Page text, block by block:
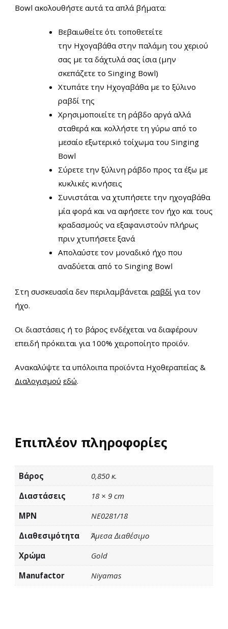
Bowl ακολουθήστε αυτά τα απλά βήματα:
Βεβαιωθείτε ότι τοποθετείτε
την Ηχογαβάθα στην παλάμη του χεριού
σας με τα δάχτυλά σας ίσια (μην
σκεπάζετε το Singing Bowl)
Χτυπάτε την Ηχογαβάθα με το ξύλινο
ραβδί της
Χρησιμοποιείτε τη ράβδο αργά αλλά
σταθερά και κολλήστε τη γύρω από το
μεσαίο εξωτερικό τοίχωμα τουSinging
Bowl
Σύρετε την ξύλινη ράβδο προς τα έξω με
κυκλικές κινήσεις
Συνιστάται να χτυπήσετε την ηχογαβάθα
μία φορά και να αφήσετε τον ήχο και τους
κραδασμούς να εξαφανιστούν πλήρως
πριν χτυπήσετε ξανά
Απολαύστε τον μοναδικό ήχο που
αναδύεται από το Singing Bowl
Στη συσκευασία δεν περιλαμβάνεται ραβδί για τον
ήχο.
Οι διαστάσεις ή το βάρος ενδέχεται να διαφέρουν
επειδή πρόκειται για 100% χειροποίητο προϊόν.
Ανακαλύψτε τα υπόλοιπα προϊόντα Ηχοθεραπείας &
Διαλογισμού εδώ.
Επιπλέον πληροφορίες
Βάρος
0,850 κ.
Διαστάσεις
18 × 9 cm
MPN
NE0281/18
Διαθεσιμότητα
Άμεσα Διαθέσιμο
Χρώμα
Gold
Manufactor
Niyamas